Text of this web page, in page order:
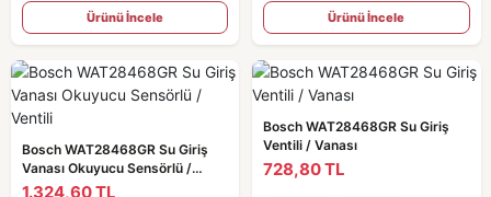
Ürünü İncele Ürünü İncele
Bosch WAT28468GR Su Giriş
Vanası Okuyucu Sensörlü /
Ventili
1.324,60 TL
Bosch WAT28468GR Su Giriş
Ventili / Vanası
728,80 TL